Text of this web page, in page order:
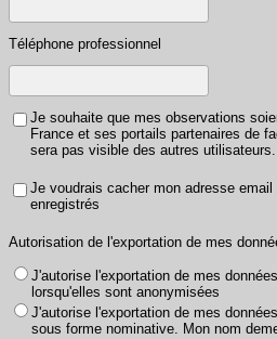
Téléphone professionnel
Je souhaite que mes observations
France et ses portails partenaires de
sera pas visible des autres utilisateurs.
Je voudrais cacher mon adresse
enregistrés
Autorisation de l'exportation de mes
J'autorise l'exportation de mes
lorsqu'elles sont anonymisées
J'autorise l'exportation de mes
sous forme nominative. Mon nom